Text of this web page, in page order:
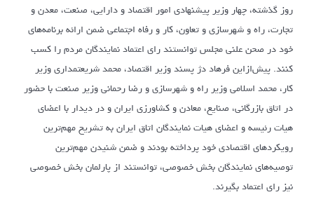
روز گذشته، چهار وزیر پیشنهادی امور اقتصاد و دارایی، صنعت، معدن و
تجارت، راه و شهرسازی و تعاون، کار و رفاه اجتماعی ضمن ارائه برنامه‌های
خود در صحن علنی مجلس توانستند رای اعتماد نمایندگان مردم را کسب
کنند. پیش‌ازاین فرهاد دژ پسند وزیر اقتصاد، محمد شریعتمداری وزیر
کار، محمد اسلامی وزیر راه و شهرسازی و رضا رحمانی وزیر صنعت با حضور
در اتاق بازرگانی، صنایع، معادن و کشاورزی ایران و در دیدار با اعضای
هیات رئیسه و اعضای هیات نمایندگان اتاق ایران به تشریح مهم‌ترین
رویکردهای اقتصادی خود پرداخته بودند و ضمن شنیدن مهم‌ترین
توصیه‌های نمایندگان بخش خصوصی، توانستند از پارلمان بخش خصوصی
نیز رای اعتماد بگیرند.